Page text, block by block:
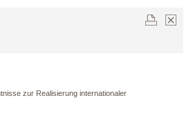
zur Realisierung internationaler